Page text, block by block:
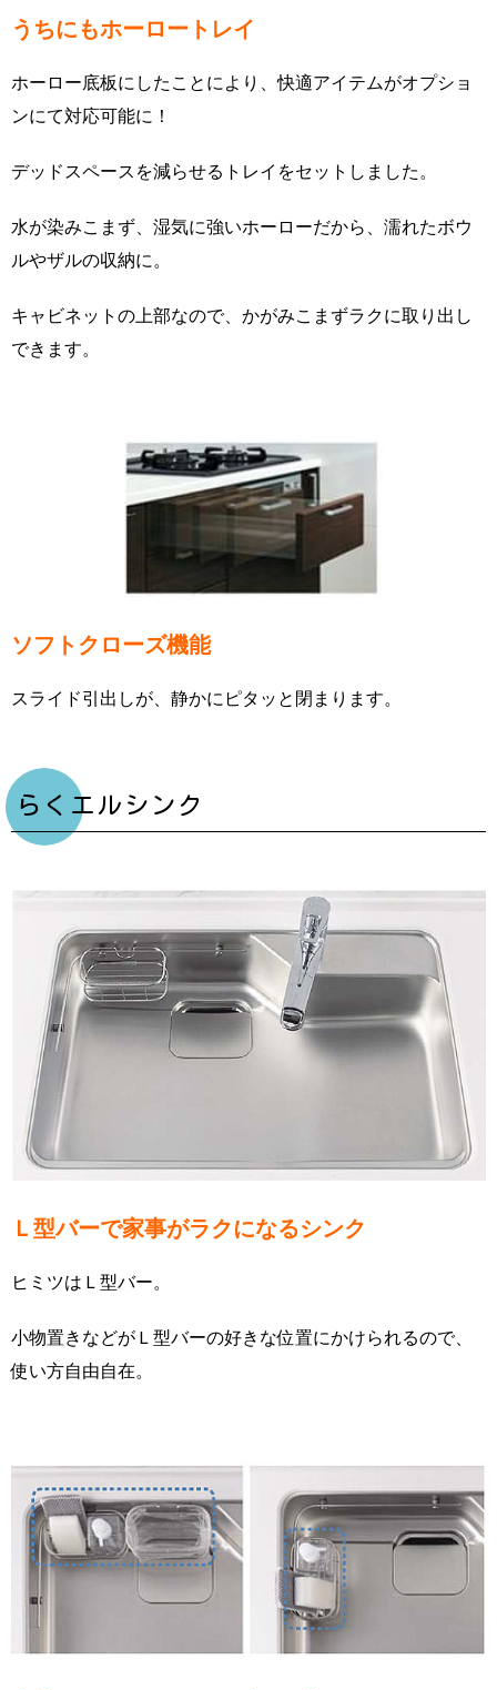
うちにもホーロートレイ
ホーロー底板にしたことにより、快適アイテムがオプショ
ンにて対応可能に！
デッドスペースを減らせるトレイをセットしました。
水が染みこまず、湿気に強いホーローだから、濡れたボウ
ルやザルの収納に。
キャビネットの上部なので、かがみこまずラクに取り出し
できます。
ソフトクローズ機能
スライド引出しが、静かにピタッと閉まります。
らくエルシンク
Ｌ型バーで家事がラクになるシンク
ヒミツはＬ型バー。
小物置きなどがＬ型バーの好きな位置にかけられるので、
使い方自由自在。